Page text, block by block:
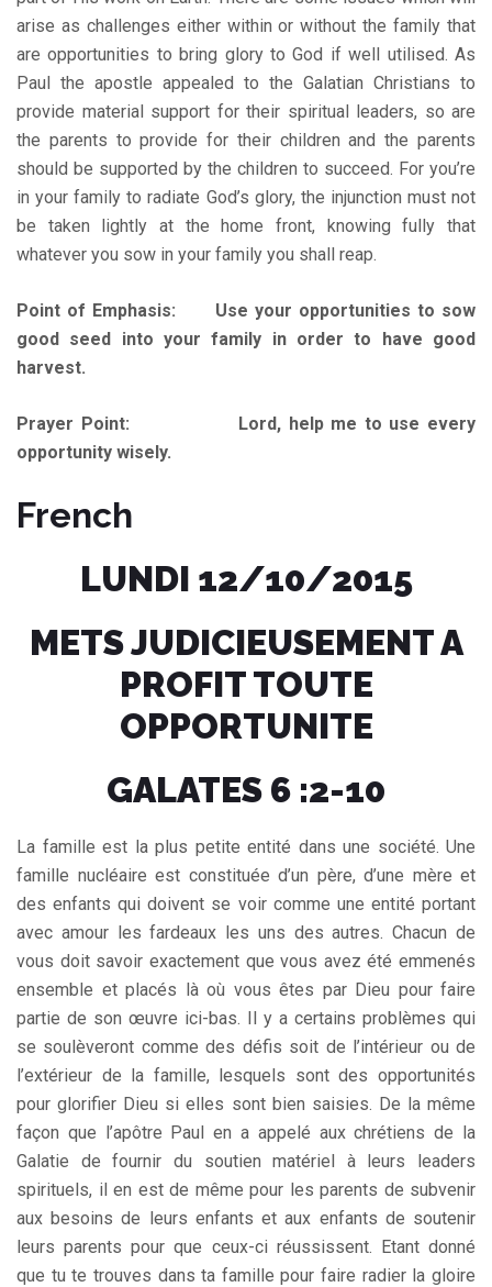
arise as challenges either within or without the family that
are opportunities to bring glory to God if well utilised. As
Paul the apostle appealed to the Galatian Christians to
provide material support for their spiritual leaders, so are
the parents to provide for their children and the parents
should be supported by the children to succeed. For you’re
in your family to radiate God’s glory, the injunction must not
be taken lightly at the home front, knowing fully that
whatever you sow in your family you shall reap.
Point of Emphasis: Use your opportunities to sow
good seed into your family in order to have good
harvest.
Prayer Point: Lord, help me to use every
opportunity wisely.
French
LUNDI 12/10/2015
METS JUDICIEUSEMENT A
PROFIT TOUTE
OPPORTUNITE
GALATES 6 :2-10
La famille est la plus petite entité dans une société. Une
famille nucléaire est constituée d’un père, d’une mère et
des enfants qui doivent se voir comme une entité portant
avec amour les fardeaux les uns des autres. Chacun de
vous doit savoir exactement que vous avez été emmenés
ensemble et placés là où vous êtes par Dieu pour faire
partie de son œuvre ici-bas. Il y a certains problèmes qui
se soulèveront comme des défis soit de l’intérieur ou de
l’extérieur de la famille, lesquels sont des opportunités
pour glorifier Dieu si elles sont bien saisies. De la même
façon que l’apôtre Paul en a appelé aux chrétiens de la
Galatie de fournir du soutien matériel à leurs leaders
spirituels, il en est de même pour les parents de subvenir
aux besoins de leurs enfants et aux enfants de soutenir
leurs parents pour que ceux-ci réussissent. Etant donné
que tu te trouves dans ta famille pour faire radier la gloire